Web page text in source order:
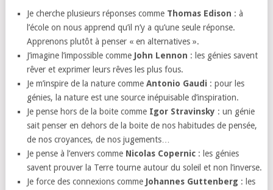
Je cherche plusieurs réponses comme Thomas Edison : à
l’école on nous apprend qu’il n’y a qu’une seule réponse.
Apprenons plutôt à penser « en alternatives ».
J’imagine l’impossible comme John Lennon : les génies savent
rêver et exprimer leurs rêves les plus fous.
Je m’inspire de la nature commeAntonio Gaudi : pour les
génies, la nature est une source inépuisable d’inspiration.
Je pense hors de la boite comme Igor Stravinsky : un génie
sait penser en dehors de la boite de nos habitudes de pensée,
de nos croyances, de nos jugements…
Je pense à l’envers comme Nicolas Copernic : les génies
savent prouver la Terre tourne autour du soleil et non l’inverse.
Je force des connexions comme Johannes Guttenberg : les